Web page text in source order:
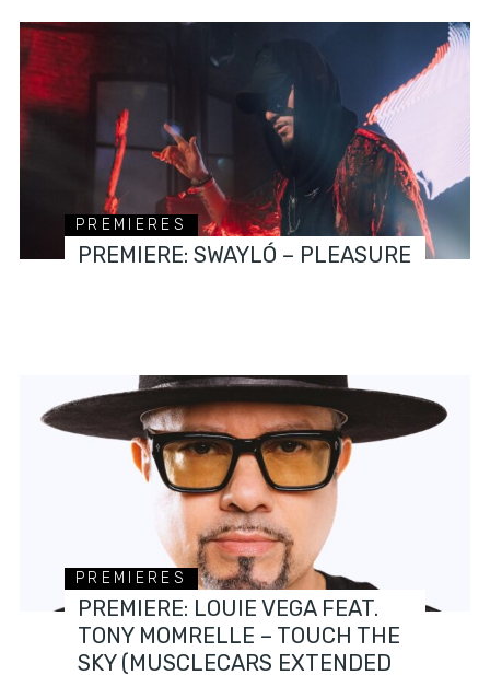
PREMIERES
PREMIERE: SWAYLÓ – PLEASURE
PREMIERES
PREMIERE: LOUIE VEGA FEAT.
TONY MOMRELLE – TOUCH THE
SKY (MUSCLECARS EXTENDED